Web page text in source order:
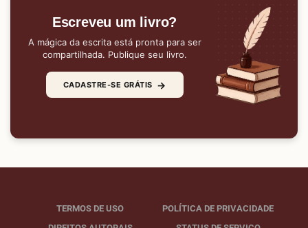
Escreveu um livro?
A mágica da escrita está pronta para ser
compartilhada. Publique seu livro.
CADASTRE-SE GRÁTIS →
TERMOS DE USO
POLÍTICA DE PRIVACIDADE